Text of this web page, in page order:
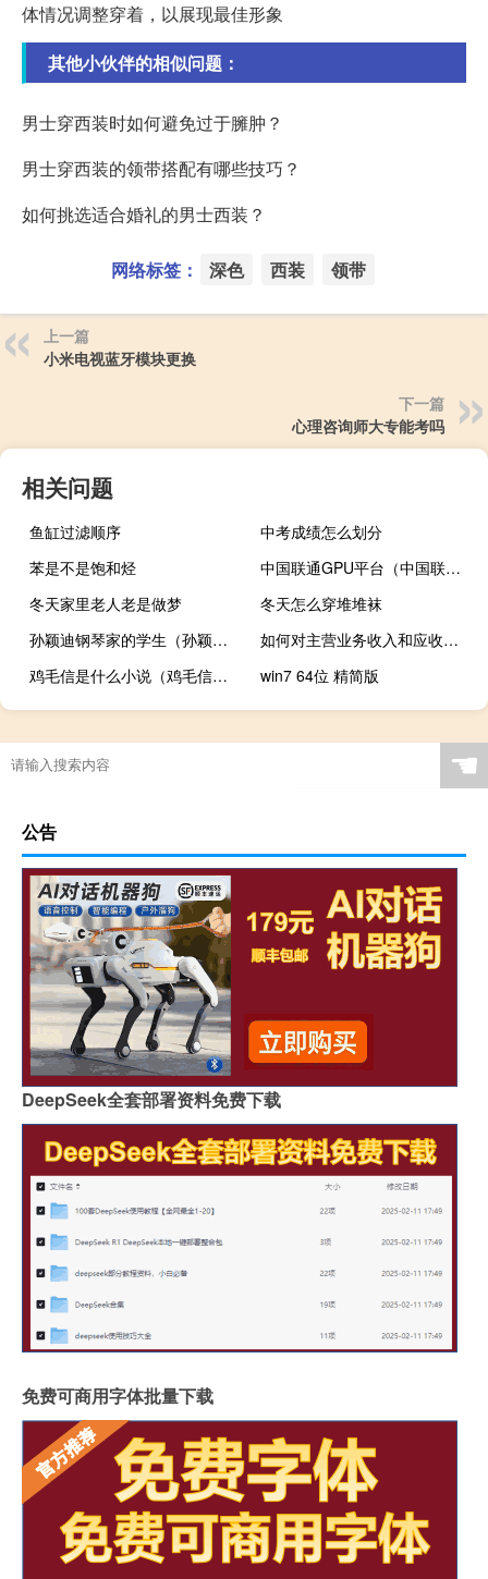
体情况调整穿着，以展现最佳形象
其他小伙伴的相似问题：
男士穿西装时如何避免过于臃肿？
男士穿西装的领带搭配有哪些技巧？
如何挑选适合婚礼的男士西装？
网络标签： 深色 西装 领带
上一篇
小米电视蓝牙模块更换
下一篇
心理咨询师大专能考吗
相关问题
鱼缸过滤顺序
中考成绩怎么划分
苯是不是饱和烃
中国联通GPU平台（中国联通gprs）
冬天家里老人老是做梦
冬天怎么穿堆堆袜
孙颖迪钢琴家的学生（孙颖迪-青年钢琴家介绍）
如何对主营业务收入和应收账款进行审计
鸡毛信是什么小说（鸡毛信是什么）
win7 64位 精简版
☚
公告
DeepSeek全套部署资料免费下载
免费可商用字体批量下载